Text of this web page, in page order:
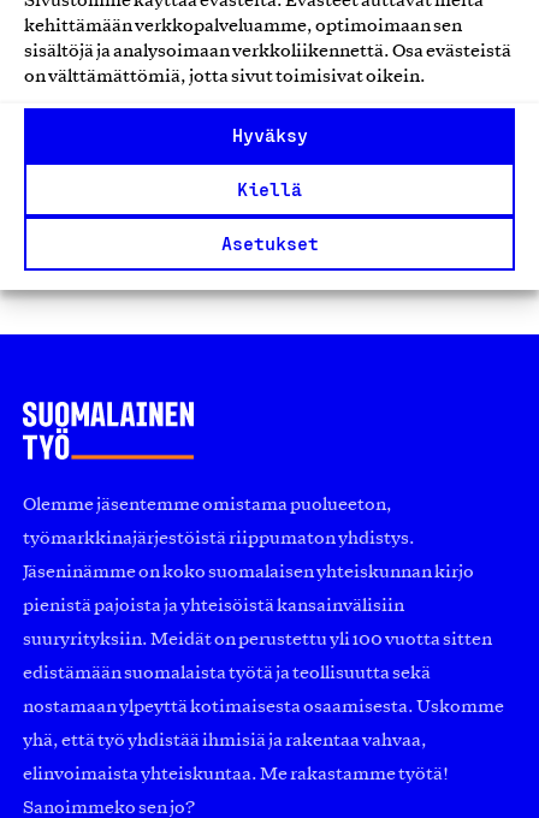
kehittämään verkkopalveluamme, optimoimaan sen
sisältöjä ja analysoimaan verkkoliikennettä. Osa evästeistä
on välttämättömiä, jotta sivut toimisivat oikein.
Hyväksy
Kiellä
Asetukset
Hoiva-, asumis-, kuntoutus- ja
sosiaalipalvelut
12…29
Olemme jäsentemme omistama puolueeton,
työmarkkinajärjestöistä riippumaton yhdistys.
Jäseninämme on koko suomalaisen yhteiskunnan kirjo
pienistä pajoista ja yhteisöistä kansainvälisiin
suuryrityksiin. Meidät on perustettu yli 100 vuotta sitten
edistämään suomalaista työtä ja teollisuutta sekä
nostamaan ylpeyttä kotimaisesta osaamisesta. Uskomme
yhä, että työ yhdistää ihmisiä ja rakentaa vahvaa,
elinvoimaista yhteiskuntaa. Me rakastamme työtä!
Sanoimmeko sen jo?